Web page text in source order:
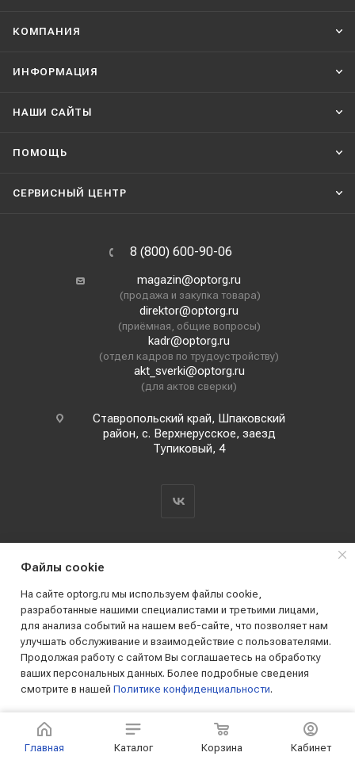
КОМПАНИЯ
ИНФОРМАЦИЯ
НАШИ CАЙТЫ
ПОМОЩЬ
СЕРВИСНЫЙ ЦЕНТР
8 (800) 600-90-06
magazin@optorg.ru
(продажа и закупка товара)
direktor@optorg.ru
(приёмная, общие вопросы)
kadr@optorg.ru
(отдел кадров по трудоустройству)
akt_sverki@optorg.ru
(для актов сверки)
Ставропольский край, Шпаковский
район, с. Верхнерусское, заезд
Тупиковый, 4
2019 - 2026 © АО КПК "Ставропольстройопторг"
Все права защищены
Файлы cookie
На сайте optorg.ru мы используем файлы cookie,
разработанные нашими специалистами и третьими лицами,
для анализа событий на нашем веб-сайте, что позволяет нам
улучшать обслуживание и взаимодействие с пользователями.
Продолжая работу с сайтом Вы соглашаетесь на обработку
ваших персональных данных. Более подробные сведения
смотрите в нашей Политике конфиденциальности.
ПРИНИМАЮ
Главная Каталог Корзина Кабинет